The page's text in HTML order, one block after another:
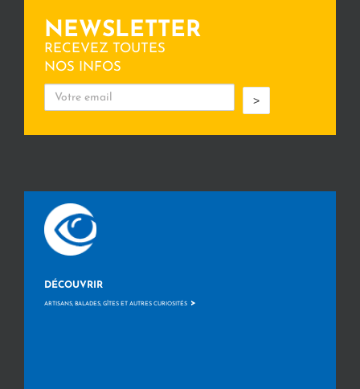
NEWSLETTER
RECEVEZ TOUTES
NOS INFOS
>
DÉCOUVRIR
ARTISANS, BALADES, GÎTES ET AUTRES CURIOSITÉS >